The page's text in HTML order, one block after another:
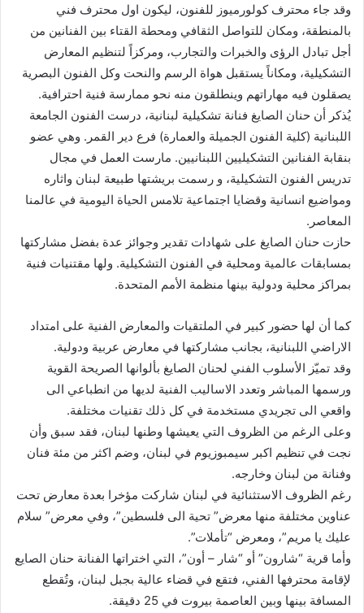
وقد جاء محترف كولورميوز للفنون، ليكون اول محترف فني
بالمنطقة، ومكان للتواصل الثقافي ومحطة القتاء بين الفنانين من
أجل تبادل الرؤى والخبرات والتجارب، ومركزاً لتنظيم المعارض
التشكيلية، ومكاناً يستقبل هواة الرسم والنحت وكل الفنون البصرية
يصقلون فيه مهاراتهم وينطلقون منه نحو ممارسة فنية احترافية.
يُذكر أن حنان الصايغ فنانة تشكيلية لبنانية، درست الفنون الجامعة
اللبنانية (كلية الفنون الجميلة والعمارة) فرع دير القمر. وهي عضو
بنقابة الفنانين التشكيليين اللبنانيين. مارست العمل في مجال
تدريس الفنون التشكيلية، و رسمت بريشتها طبيعة لبنان واثاره
ومواضيع انسانية وقضايا اجتماعية تلامس الحياة اليومية في عالمنا
المعاصر.
حازت حنان الصايغ على شهادات تقدير وجوائز عدة بفضل مشاركتها
بمسابقات عالمية ومحلية في الفنون التشكيلية. ولها مقتنيات فنية
بمراكز محلية ودولية بينها منظمة الأمم المتحدة.
كما أن لها حضور كبير في الملتقيات والمعارض الفنية على امتداد
الاراضي اللبنانية، بجانب مشاركتها في معارض عربية ودولية.
وقد تميّز الأسلوب الفني لحنان الصايغ بألوانها الصريحة القوية
ورسمها المباشر وتعدد الاساليب الفنية لديها من انطباعي الى
واقعي الى تجريدي مستخدمة في كل ذلك تقنيات مختلفة.
وعلى الرغم من الظروف التي يعيشها وطنها لبنان، فقد سبق وأن
نجت في تنظيم اكبر سيمبوزيوم في لبنان، وضم اكثر من مئة فنان
وفنانة من لبنان وخارجه.
رغم الظروف الاستثنائية في لبنان شاركت مؤخرا بعدة معارض تحت
عناوين مختلفة منها معرض” تحية الى فلسطين”، وفي معرض” سلام
عليك يا مريم”، ومعرض “تأملات”.
وأما قرية “شارون” أو “شار – أون”، التي اختراتها الفنانة حنان الصايع
لإقامة محترفها الفني، فتقع في قضاء عالية بجبل لبنان، وتُقطع
المسافة بينها وبين العاصمة بيروت في 25 دقيقة.